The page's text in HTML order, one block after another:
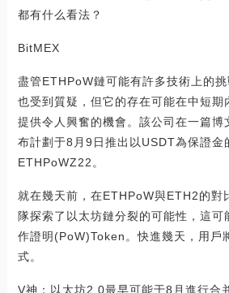
都有什么看法？
BitMEX
盡管ETHPoW鏈可能有許多技術上的
也受到質疑，但它的存在可能在中短期
提供令人興奮的機會。該公司在一篇博
布計劃于8月9日推出以USDT為保證金
ETHPoWZ22。
就在幾天前，在ETHPoW與ETH2的對
隊探索了以太坊鏈分裂的可能性，這可
作證明(PoW)Token。快進幾天，用戶
式。
V神：以太坊2.0最早可能于8月進行合